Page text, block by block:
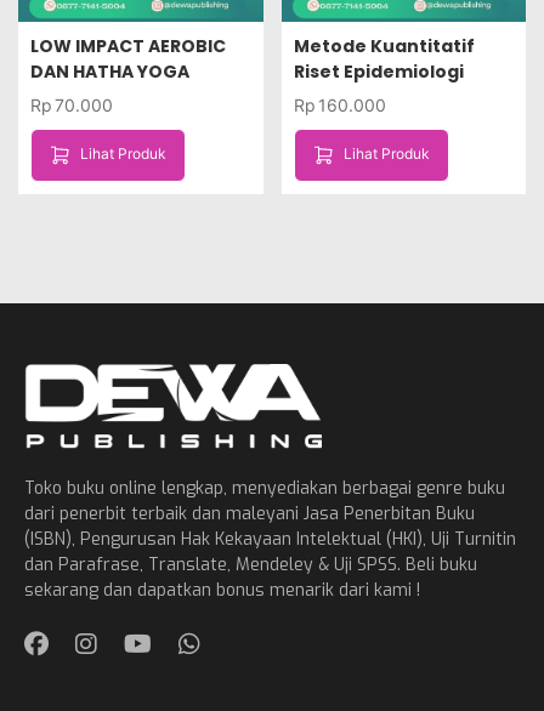
LOW IMPACT AEROBIC
DAN HATHA YOGA
Rp70.000
Lihat Produk
Metode Kuantitatif
Riset Epidemiologi
Rp 160.000
Lihat Produk
Toko buku online lengkap, menyediakan berbagai genre buku
dari penerbit terbaik dan maleyani Jasa Penerbitan Buku
(ISBN), Pengurusan Hak Kekayaan Intelektual (HKI), Uji Turnitin
dan Parafrase, Translate, Mendeley & Uji SPSS. Beli buku
sekarang dan dapatkan bonus menarik dari kami !